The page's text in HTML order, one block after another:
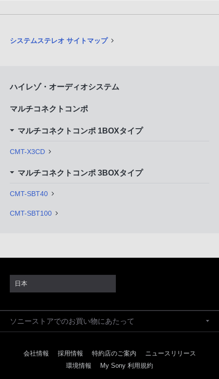
システムステレオ サイトマップ
ハイレゾ・オーディオシステム
マルチコネクトコンポ
マルチコネクトコンポ 1BOXタイプ
CMT-X3CD
マルチコネクトコンポ 3BOXタイプ
CMT-SBT40
CMT-SBT100
日本
ソニーストアでのお買い物にあたって
会社情報 採用情報 特約店のご案内
ニュースリリース
環境情報
My Sony 利用規約